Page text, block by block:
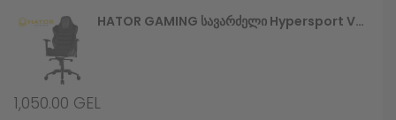
HATOR GAMING Სავარძელი Hypersport V2 (HTC-945) Stealth
1,050.00 GEL